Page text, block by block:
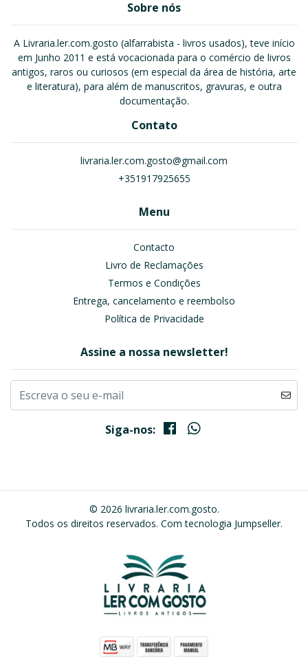
Sobre nós
A Livraria.ler.com.gosto (alfarrabista - livros usados), teve início
em Junho 2011 e está vocacionada para o comércio de livros
antigos, raros ou curiosos (em especial da área de história, arte
e literatura), para além de manuscritos, gravuras, e outra
documentação.
Contato
livraria.ler.com.gosto@gmail.com
+351917925655
Menu
Contacto
Livro de Reclamações
Termos e Condições
Entrega, cancelamento e reembolso
Política de Privacidade
Assine a nossa newsletter!
Siga-nos:
© 2026 livraria.ler.com.gosto.
Todos os direitos reservados. Com tecnologia Jumpseller.